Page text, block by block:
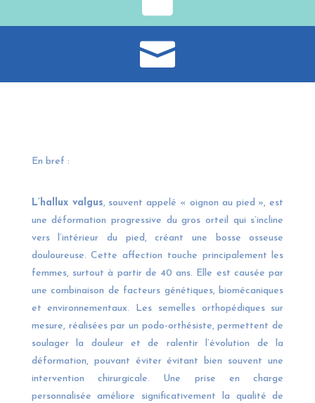

En bref :
L’hallux valgus, souvent appelé « oignon au pied », est
une déformation progressive du gros orteil qui s’incline
vers l’intérieur du pied, créant une bosse osseuse
douloureuse. Cette affection touche principalement les
femmes, surtout à partir de 40 ans. Elle est causée par
une combinaison de facteurs génétiques, biomécaniques
et environnementaux. Les semelles orthopédiques sur
mesure, réalisées par un podo-orthésiste, permettent de
soulager la douleur et de ralentir l’évolution de la
déformation, pouvant éviter évitant bien souvent une
intervention chirurgicale. Une prise en charge
personnalisée améliore significativement la qualité de